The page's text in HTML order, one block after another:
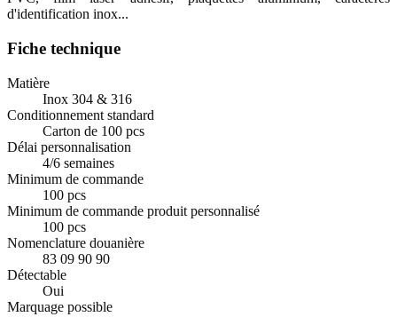
d'identification inox...
Fiche technique
Matière
Inox 304 & 316
Conditionnement standard
Carton de 100 pcs
Délai personnalisation
4/6 semaines
Minimum de commande
100 pcs
Minimum de commande produit personnalisé
100 pcs
Nomenclature douanière
83 09 90 90
Détectable
Oui
Marquage possible